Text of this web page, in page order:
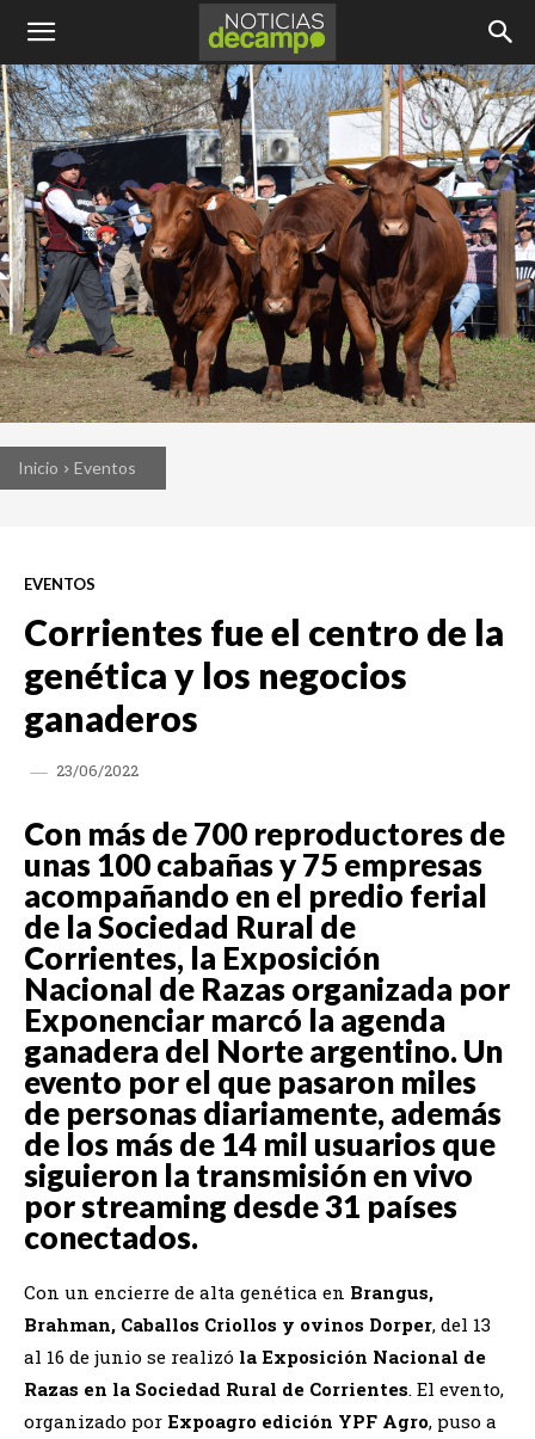
Inicio Eventos
EVENTOS
Corrientes fue el centro de la
genética y los negocios
ganaderos
23/06/2022
Con más de 700 reproductores de
unas 100 cabañas y 75 empresas
acompañando en el predio ferial
de la Sociedad Rural de
Corrientes, la Exposición
Nacional de Razas organizada por
Exponenciar marcó la agenda
ganadera del Norte argentino. Un
evento por el que pasaron miles
de personas diariamente, además
de los más de 14 mil usuarios que
siguieron la transmisión en vivo
por streaming desde 31 países
conectados.
Con un encierre de alta genética en Brangus,
Brahman, Caballos Criollos y ovinos Dorper, del 13
al 16 de junio se realizó la Exposición Nacional de
Razas en la Sociedad Rural de Corrientes. El evento,
organizado por Expoagro edición YPF Agro, puso a